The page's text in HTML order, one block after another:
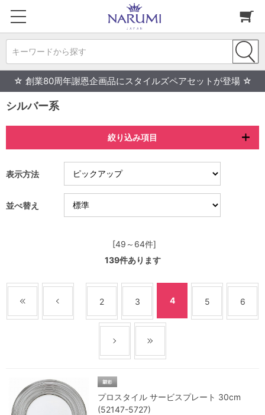
キーワードから探す
☆ 創業80周年謝恩企画品にスタイルズペアセットが登場 ☆
シルバー系
絞り込み項目
表示方法
並べ替え
[49～64件]
139件あります
2 3 4 5 6
プロスタイル サービスプレート 30cm
(52147-5727)